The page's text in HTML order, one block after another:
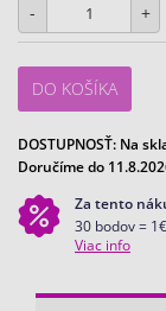
- +
DO KOŠÍKA
DOSTUPNOSŤ: Na
Doručíme do
Za tento
30 bodov =
Viac info